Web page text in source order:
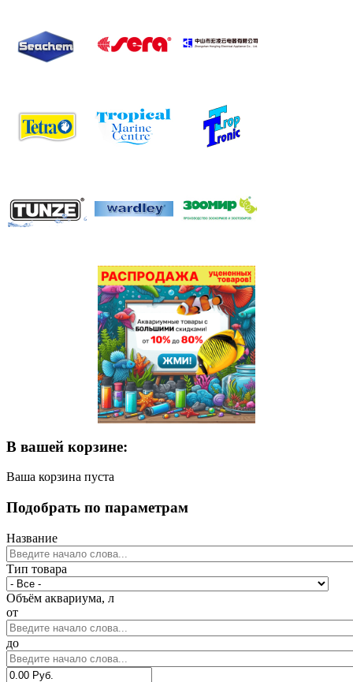
В вашей корзине:
Ваша корзина пуста
Подобрать по параметрам
Название
Тип товара
Объём аквариума, л
от
до